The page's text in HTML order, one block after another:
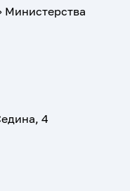
Министерства
4